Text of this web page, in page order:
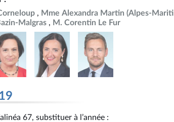
Mme Alexandra Martin (Alpes-
Malgras
M. Corentin Le Fur
67, substituer à l’année :